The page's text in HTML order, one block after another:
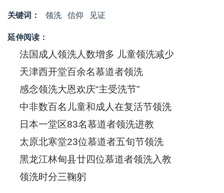
关键词： 领洗 信仰 见证
延伸阅读：
法国成人领洗人数增多 儿童领洗减少
天津西开堂百余名慕道者领洗
感念领洗大恩欢庆“主受洗节”
中非数百名儿童和成人在复活节领洗
日本一堂区83名慕道者领洗进教
太原北寒堂23位慕道者五旬节领洗
黑龙江林甸县廿四位慕道者领洗入教
领洗时分三鞠躬